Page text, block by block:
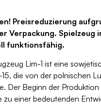
Preisreduzierung
Verpackung. Spielzeug
funktionsfähig.
Lim-1 ist eine
die von der polnischen
Der Beginn der Produktion
zu einer bedeutenden